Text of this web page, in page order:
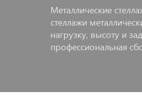
Металлические
стеллажи
нагрузку, высоту и
профессиональная